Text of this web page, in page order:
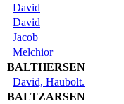
David
David
Jacob
Melchior
BALTHERSEN
David, Haubolt.
BALTZARSEN